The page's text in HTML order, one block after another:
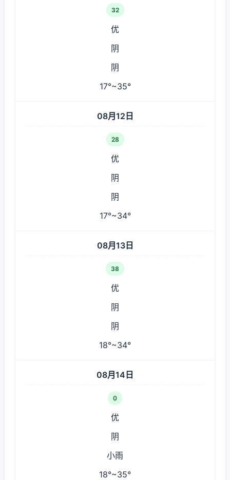
32
优
阴
阴
17°~35°
08月12日
28
优
阴
阴
17°~34°
08月13日
38
优
阴
阴
18°~34°
08月14日
0
优
阴
小雨
18°~35°